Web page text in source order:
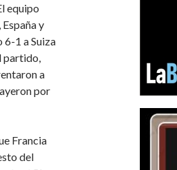
equipo
y
6-1 a Suiza
partido,
a
por
Francia
del